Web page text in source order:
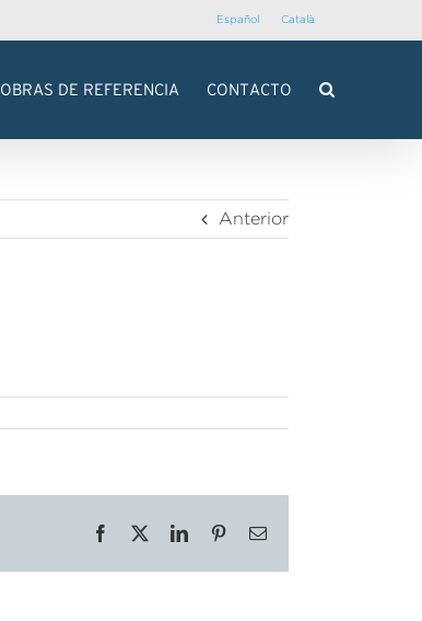
Español Català
OBRAS DE REFERENCIA CONTACTO
Anterior
Facebook LinkedInPinterestCorreo